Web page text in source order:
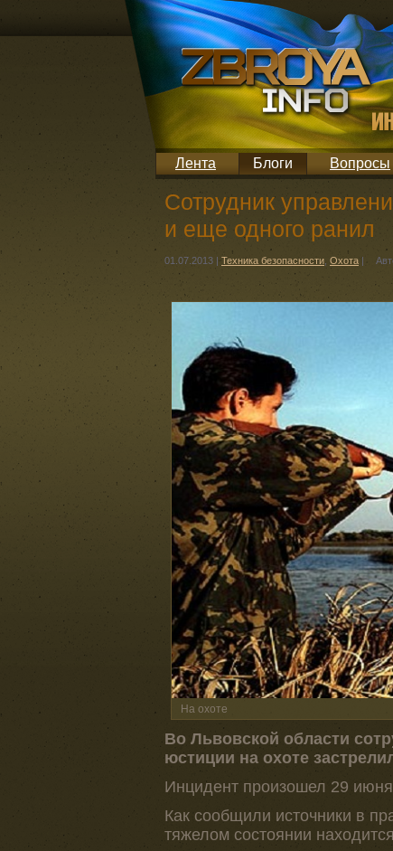
Лента Блоги Вопросы
Сотрудник
и еще одного ранил
01.07.2013 | Техника безопасности Охота |
На охоте
Во Львовской области
юстиции на охоте
Инцидент произошел 29
Как сообщили источники в
тяжелом состоянии